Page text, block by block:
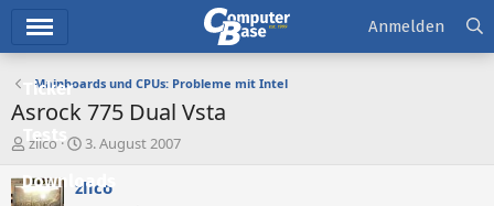
Ticker
Tests
Downloads
Anmelden
Mainboards und CPUs: Probleme mit Intel
Asrock 775 Dual Vsta
E
s
t
zlico
E
s
3. August 2007
zlico